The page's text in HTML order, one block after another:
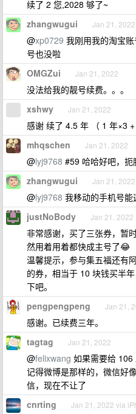
续了 2 您,2028 够了~
zhangwugui Jan 21, 2022
@xp0729 我刚用我的淘宝
号也没啦
OMGZui Jan 21, 2022
没法给我的靓号续费。。。
xshwy Jan 21, 2022
感谢 续了 4.5 年 （ 1 年×3 +
mhqschen Jan 21, 2022
@lyj9768 #59 哈哈好吧，
zhangwugui Jan 21, 2022
@lyj9768 我移动的手机号能
justNoBody Jan 21, 2022
非常感谢，买了三张券，暂
然用着用着都快成主号了😂
温馨提示，参与集五福还有
的券，相当于 10 块钱买半
下吧。
pengpengpeng Jan 21,
感谢。已续费三年。
tagtag Jan 21, 2022
@felixwang 如果需要给 106
记得微博是那样的，微信好
信，现在不让了
cnrting Jan 21, 2022 via